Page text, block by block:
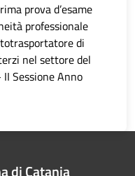
prova d’esame
professionale
di
nel settore del
Sessione Anno
di Catania